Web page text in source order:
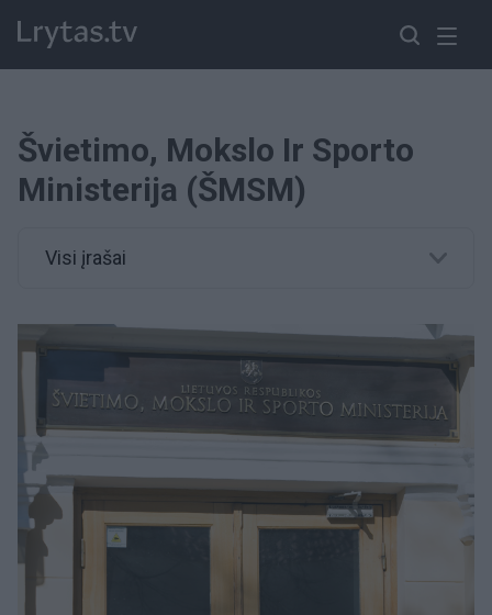
Švietimo, Mokslo Ir Sporto
Ministerija (ŠMSM)
Visi įrašai